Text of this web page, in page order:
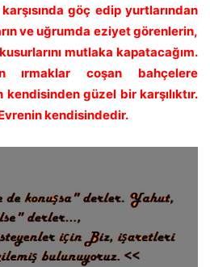
göç edip yurtlarından
ve uğrumda eziyet görenlerin,
mutlaka kapatacağım.
ırmaklar coşan bahçelere
kendisinden güzel bir karşılıktır.
kendisindedir.